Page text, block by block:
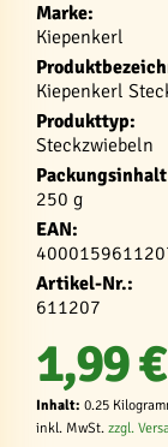
Marke:
Kiepenkerl
Kiepenkerl
Produkttyp:
Steckzwiebeln
250 g
EAN:
Artikel-Nr.:
611207
1,99
Inhalt: 0.25
inkl. MwSt. zzgl.